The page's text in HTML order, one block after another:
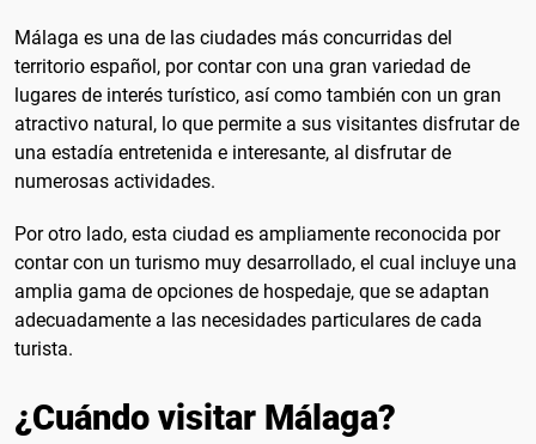
Málaga es una de las ciudades más concurridas del
territorio español, por contar con una gran variedad de
lugares de interés turístico, así como también con un gran
atractivo natural, lo que permite a sus visitantes disfrutar de
una estadía entretenida e interesante, al disfrutar de
numerosas actividades.
Por otro lado, esta ciudad es ampliamente reconocida por
contar con un turismo muy desarrollado, el cual incluye una
amplia gama de opciones de hospedaje, que se adaptan
adecuadamente a las necesidades particulares de cada
turista.
¿Cuándo visitar Málaga?